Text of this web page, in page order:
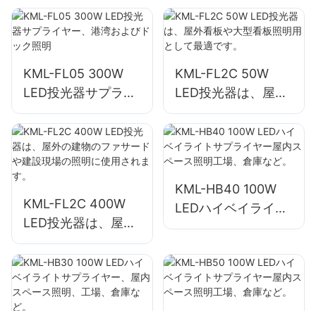
ト、看板、大型看板
の照明に適していま
す。
KML-FL05 300W
LED投光器サプライ
ヤー、港湾およびド
ック照明
KML-FL2C 50W
LED投光器は、屋外
看板や大型看板照明
用として最適です。
KML-FL2C 400W
LED投光器は、屋外
の建物のファサード
や建設現場の照明に
使用されます。
KML-HB40 100W
LEDハイベイライト
サプライヤー屋内ス
庫など。